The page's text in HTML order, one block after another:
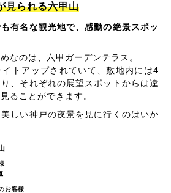
見られる六甲山
有名な観光地で、感動の絶景スポッ
なのは、六甲ガーデンテラス。
トアップされていて、敷地内には4
、それぞれの展望スポットからは違
ることができます。
しい神戸の夜景を見に行くのはいか
お客様